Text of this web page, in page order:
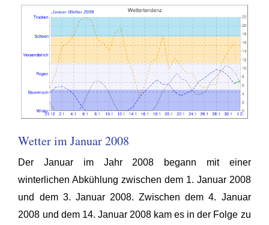
Wetter im Januar 2008
Der Januar im Jahr 2008 begann mit einer
winterlichen Abkühlung zwischen dem 1. Januar 2008
und dem 3. Januar 2008. Zwischen dem 4. Januar
2008 und dem 14. Januar 2008 kam es in der Folge zu